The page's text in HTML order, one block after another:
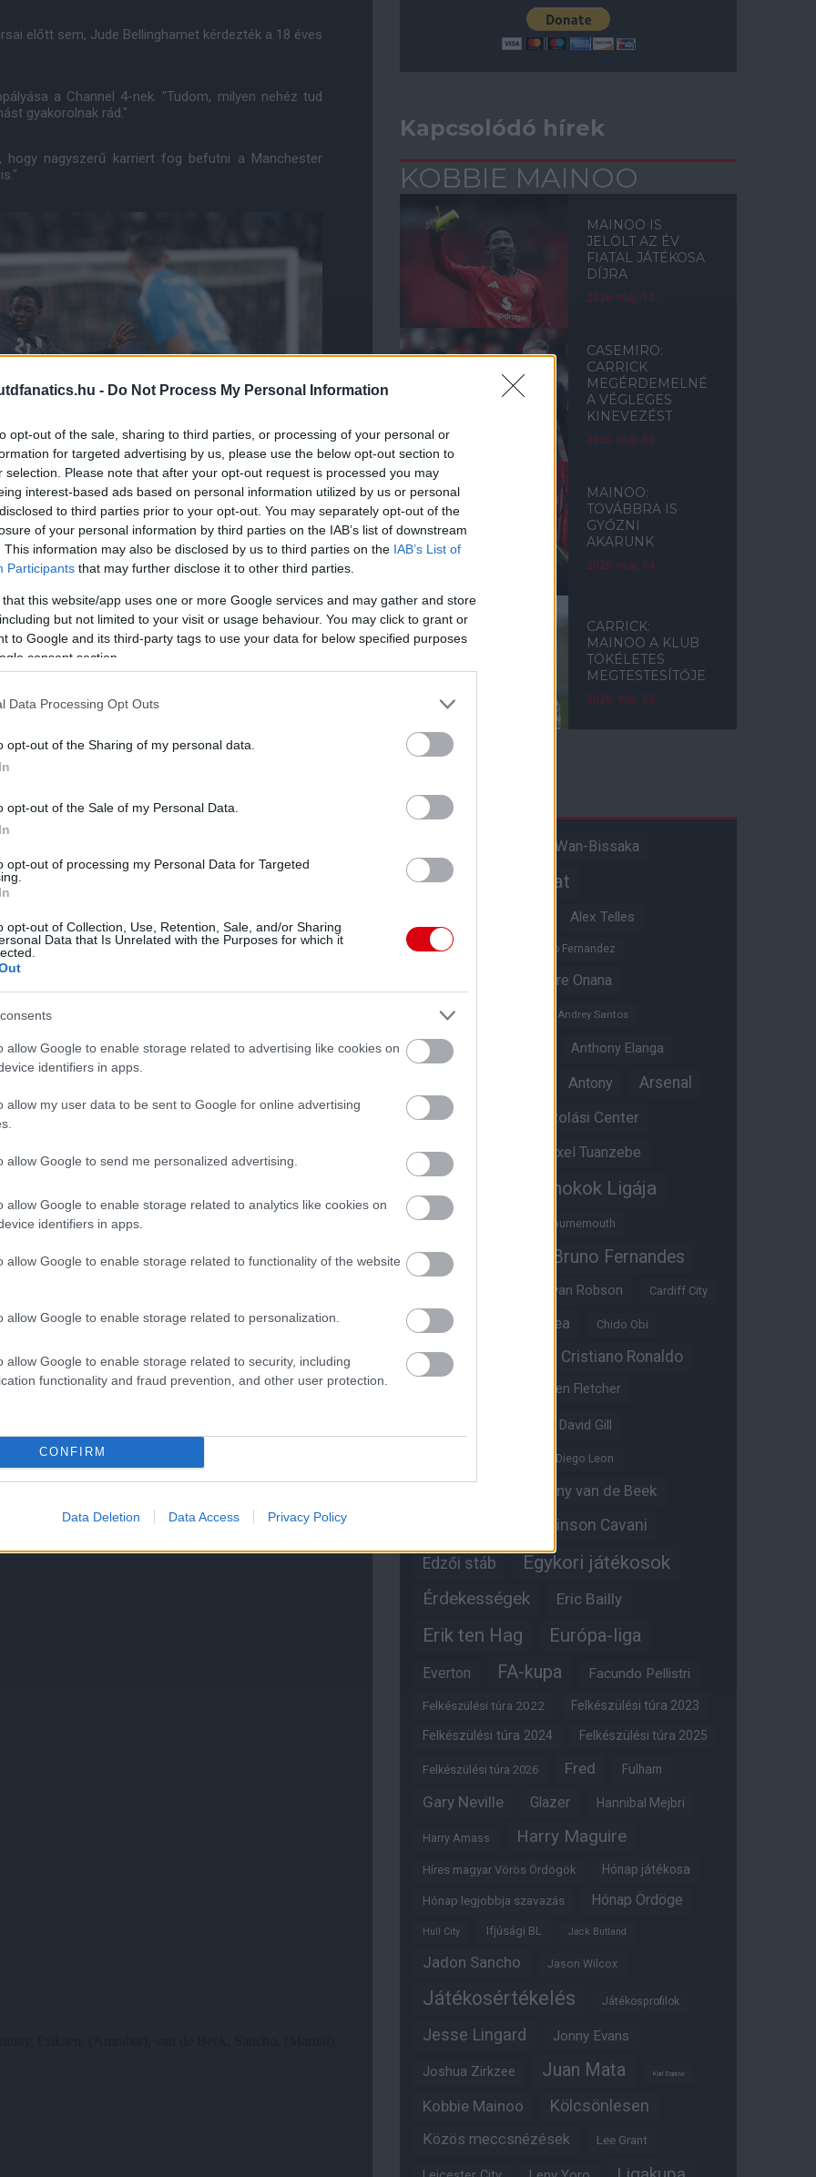
- Do Not Process My Personal Information
opt-out of the sale, sharing to third parties, or processing of your personal or
for targeted advertising by us, please use the below opt-out section to
selection. Please note that after your opt-out request is processed you may
interest-based ads based on personal information utilized by us or personal
to third parties prior to your opt-out. You may separately opt-out of the
of your personal information by third parties on the IAB’s list of downstream
This information may also be disclosed by us to third parties on the IAB’s List of
Participants that may further disclose it to other third parties.
that this website/app uses one or more Google services and may gather and store
but not limited to your visit or usage behaviour. You may click to grant or
to Google and its third-party tags to use your data for below specified purposes
consent section.
Data Processing Opt Outs
opt-out of the Sharing of my personal data.
opt-out of the Sale of my Personal Data.
opt-out of processing my Personal Data for Targeted
opt-out of Collection, Use, Retention, Sale, and/or Sharing
Data that Is Unrelated with the Purposes for which it
allow Google to enable storage related to advertising like cookies on
identifiers in apps.
allow my user data to be sent to Google for online advertising
allow Google to send me personalized advertising.
allow Google to enable storage related to analytics like cookies on
identifiers in apps.
allow Google to enable storage related to functionality of the website
allow Google to enable storage related to personalization.
allow Google to enable storage related to security, including
functionality and fraud prevention, and other user protection.
CONFIRM
Data Deletion Data Access Privacy Policy
előtt sem, Jude Bellinghamet kérdezték a 18 éves
a Channel 4-nek. "Tudom, milyen nehéz tud
gyakorolnak rád."
nagyszerű karriert fog befutni a Manchester
Hojlund is a kispadon kezdett a dánoknál, akik
után nyitotta a gólok sorát, Eriksen pedig
ezzel a győzelmet.
a csatársorhoz, így 11-re növelte válogatott
Adam Gnezda Cerin és Timi Elsnik is a
jobbhátvédje, Diogo Dalot végig veszélyeztetett a
Martinez csapatának abban, hogy áttörje a kemény
Skóciával: Conor Bradley első félidőben szerzett
Parkban.
kölcsön - kezdett Uruguay színeiben, amikor a La
on is!
ésiOS-re
működését!
Kapcsolódó hírek
KOBBIE MAINOO
MAINOO IS
JELÖLT AZ ÉV
FIATAL JÁTÉKOSA
DÍJRA
2026. máj. 14.
CASEMIRO:
CARRICK
MEGÉRDEMELNÉ
A VÉGLEGES
KINEVEZÉST
2026. máj. 06.
MAINOO:
TOVÁBBRA IS
GYŐZNI
AKARUNK
2026. máj. 04.
CARRICK:
MAINOO A KLUB
TÖKÉLETES
MEGTESTESÍTŐJE
2026. máj. 02.
Aaron Wan-Bissaka
Akadémiai csapat
Alex Telles
Altay Bayindir Alvaro Fernandez
Andre Onana
Andreas Pereira
Andrey Santos
Angol válogatott Anthony Elanga
Antony Arsenal
Aston Villa Átigazolási Center
Átigazolások Axel Tuanzebe
Bajnokok Ligája
Benjamin Sesko Bournemouth
Brandon Williams Bruno Fernandes
Bryan Robson Cardiff City
Casemiro Chelsea Chido Obi
Christian Eriksen Cristiano Ronaldo
Darren Fletcher
David Gill
Diego Leon
Donny van de Beek
Edinson Cavani
Edzői stáb Egykori játékosok
Érdekességek Eric Bailly
Erik ten Hag Európa-liga
Everton FA-kupa Facundo Pellistri
Felkészülési túra 2022 Felkészülési túra 2023
Felkészülési túra 2024 Felkészülési túra 2025
Felkészülési túra 2026 Fred Fulham
Gary Neville Glazer Hannibal Mejbri
Harry Amass Harry Maguire
Híres magyar Vörös Ördögök Hónap játékosa
Hónap legjobbja szavazás Hónap Ördöge
Hull City Ifjúsági BL Jack Butland
Jadon Sancho Jason Wilcox
Játékosértékelés Játékosprofilok
Jesse Lingard Jonny Evans
Joshua Zirkzee Juan Mata Karl Darlow
Kobbie Mainoo Kölcsönlesen
Közös meccsnézések Lee Grant